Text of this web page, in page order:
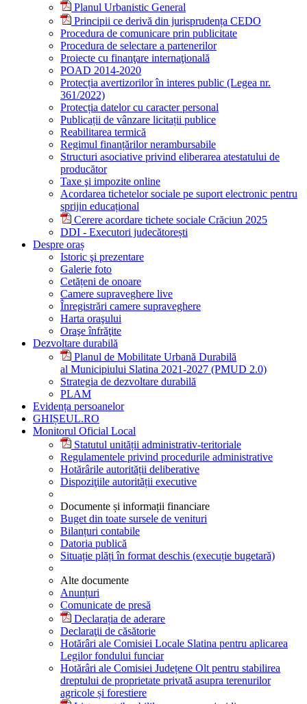
Planul Urbanistic General
Principii ce derivă din jurisprudența CEDO
Procedura de comunicare prin publicitate
Procedura de selectare a partenerilor
Proiecte cu finanţare internaţională
POAD 2014-2020
Protecția avertizorilor în interes public (Legea nr.
361/2022)
Protecția datelor cu caracter personal
Publicații de vânzare licitații publice
Reabilitarea termică
Regimul finanțărilor nerambursabile
Structuri asociative privind eliberarea atestatului de
producător
Taxe şi impozite online
Acordarea tichetelor sociale pe suport electronic pentru
sprijin educațional
Cerere acordare tichete sociale Crăciun 2025
DDI - Executori judecătorești
Despre oraș
Istoric şi prezentare
Galerie foto
Cetățeni de onoare
Camere supraveghere live
Înregistrări camere supraveghere
Harta oraşului
Oraşe înfrăţite
Dezvoltare durabilă
Planul de Mobilitate Urbană Durabilă
al Municipiului Slatina 2021-2027 (PMUD 2.0)
Strategia de dezvoltare durabilă
PLAM
Evidența persoanelor
GHIȘEUL.RO
Monitorul Oficial Local
Statutul unității administrativ-teritoriale
Regulamentele privind procedurile administrative
Hotărârile autorității deliberative
Dispoziţiile autorității executive
Documente și informații financiare
Buget din toate sursele de venituri
Bilanțuri contabile
Datoria publică
Situație plăți în format deschis (execuție bugetară)
Alte documente
Anunțuri
Comunicate de presă
Declarația de aderare
Declaraţii de căsătorie
Hotărâri ale Comisiei Locale Slatina pentru aplicarea
Legilor fondului funciar
Hotărâri ale Comisiei Județene Olt pentru stabilirea
dreptului de proprietate privată asupra terenurilor
agricole și forestiere